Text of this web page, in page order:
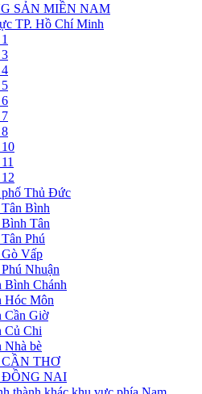
SẢN MIỀN NAM
TP. Hồ Chí Minh
Thủ Đức
Bình
Tân
Phú
Vấp
Nhuận
Chánh
Hóc Môn
Cần Giờ
Củ Chi
Nhà bè
THƠ
NAI